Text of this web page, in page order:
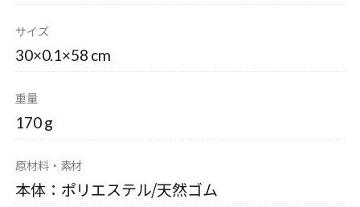
サイズ
30×0.1×58 cm
重量
170 g
原材料・素材
本体：ポリエステル/天然ゴム